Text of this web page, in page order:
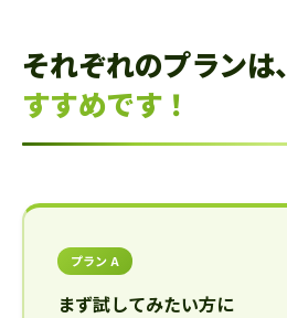
それぞれのプランは、
すすめです！
プラン A
まず試してみたい方に